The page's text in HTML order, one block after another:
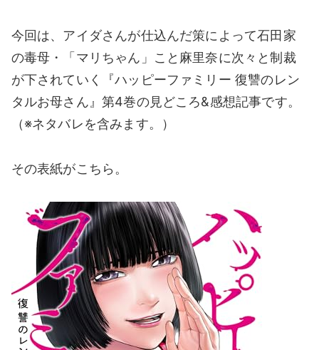
今回は、アイダさんが仕込んだ策によって石田家
の毒母・「マリちゃん」こと麻里奈に次々と制裁
が下されていく『ハッピーファミリー 復讐のレン
タルお母さん』第4巻の見どころ&感想記事です。
（※ネタバレを含みます。）
その表紙がこちら。